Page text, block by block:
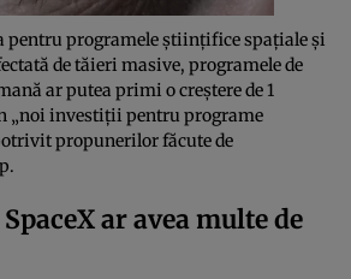
pentru programele științifice spațiale și
de tăieri masive, programele de
ar putea primi o creștere de 1
„noi investiții pentru programe
propunerilor făcute de
ar avea multe de